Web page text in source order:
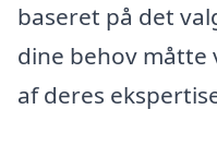
baseret på det
dine behov
af deres